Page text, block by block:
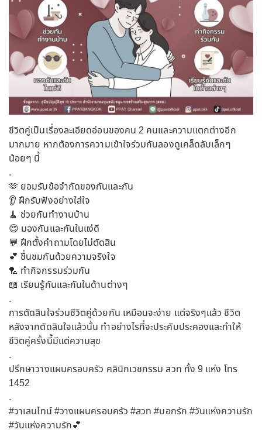
ชีวิตคู่เป็นเรื่องละเอียดอ่อนของคน 2 คนและความแตกต่างอีก
มากมาย หากต้องการความเข้าใจร่วมกันลองดูเคล็ดลับเล็กๆ
น้อยๆ นี้
.
🫶 ยอมรับข้อจำกัดของกันและกัน
👂 ฝึกรับฟังอย่างใส่ใจ
🧹 ช่วยกันทำงานบ้าน
😍 มองกันและกันในแง่ดี
💬 ฝึกตั้งคำถามโดยไม่ตัดสิน
💕 ชื่นชมกันด้วยความจริงใจ
🏸 ทำกิจกรรมร่วมกัน
📖 เรียนรู้กันและกันในด้านต่างๆ
.
การตัดสินใจร่วมชีวิตคู่ด้วยกัน เหมือนจะง่าย แต่จริงๆแล้ว ชีวิต
หลังจากตัดสินใจแล้วนั้น ทำอย่างไรที่จะประคับประคองและทำให้
ชีวิตคู่ครั้งนี้มีแต่ความสุข
.
ปรึกษาวางแผนครอบครัว คลินิกเวชกรรม สวท ทั้ง 9 แห่ง โทร
1452
.
#วาเลนไทน์ #วางแผนครอบครัว #สวท #บอกรัก #วันแห่งความรัก
#วันแห่งความรัก💕